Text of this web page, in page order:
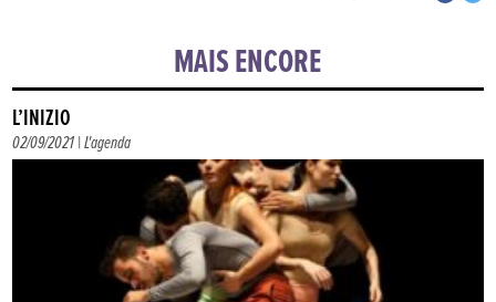
MAIS ENCORE
L’INIZIO
02/09/2021 |L'agenda